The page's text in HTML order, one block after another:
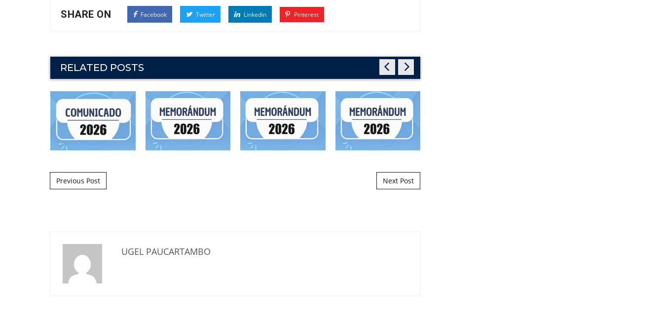
SHARE ON Facebook Twitter Linkedin Pinterest
RELATED POSTS
Post navigation
Previous Post Next Post
UGEL PAUCARTAMBO